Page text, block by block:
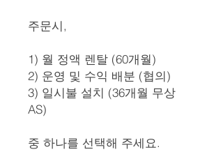
주문시,
1) 월 정액 렌탈 (60개월)
2) 운영 및 수익 배분 (협의)
3) 일시불 설치 (36개월 무상
AS)
중 하나를 선택해 주세요.